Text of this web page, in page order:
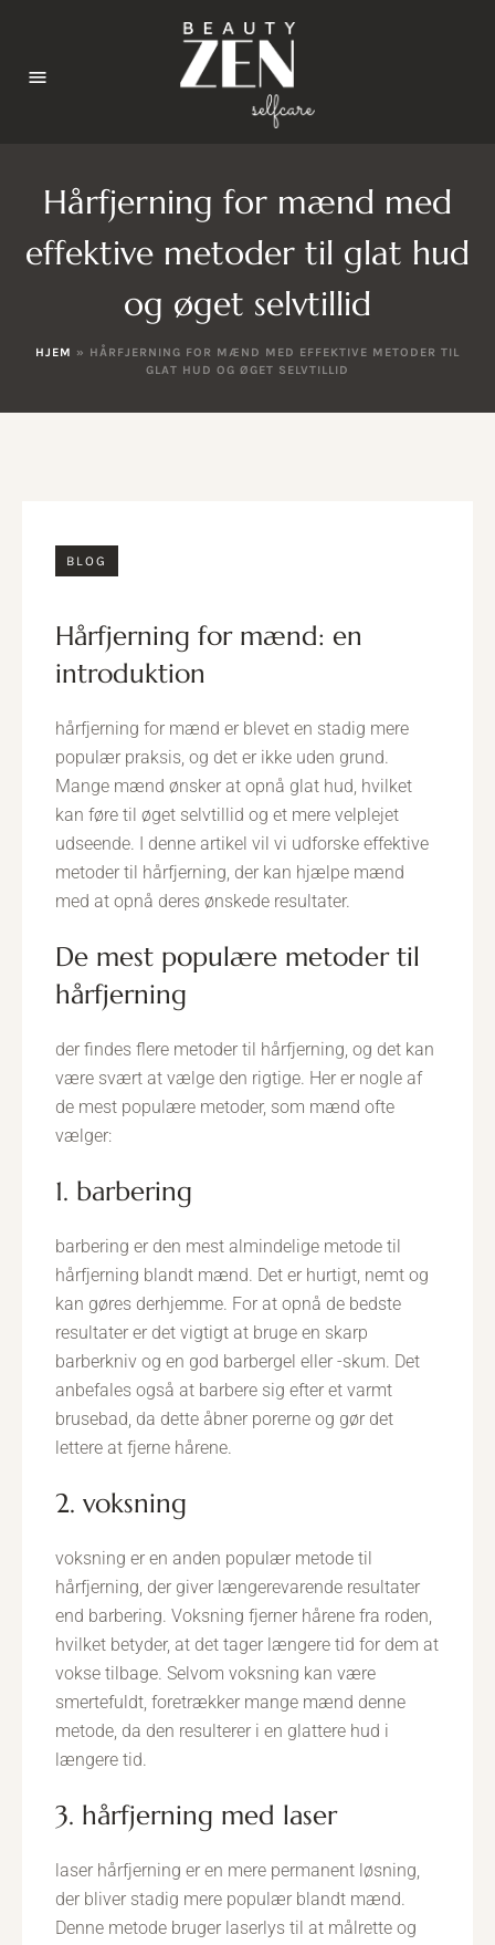
Hårfjerning for mænd med
effektive metoder til glat hud
og øget selvtillid
HJEM » HÅRFJERNING FOR MÆND MED EFFEKTIVE METODER TIL
GLAT HUD OG ØGET SELVTILLID
BLOG
hårfjerning for mænd: en
introduktion
hårfjerning for mænd er blevet en stadig mere
populær praksis, og det er ikke uden grund.
Mange mænd ønsker at opnå glat hud, hvilket
kan føre til øget selvtillid og et mere velplejet
udseende. I denne artikel vil vi udforske effektive
metoder til hårfjerning, der kan hjælpe mænd
med at opnå deres ønskede resultater.
de mest populære metoder til
hårfjerning
der findes flere metoder til hårfjerning, og det kan
være svært at vælge den rigtige. Her er nogle af
de mest populære metoder, som mænd ofte
vælger:
1. barbering
barbering er den mest almindelige metode til
hårfjerning blandt mænd. Det er hurtigt, nemt og
kan gøres derhjemme. For at opnå de bedste
resultater er det vigtigt at bruge en skarp
barberkniv og en god barbergel eller -skum. Det
anbefales også at barbere sig efter et varmt
brusebad, da dette åbner porerne og gør det
lettere at fjerne hårene.
2. voksning
voksning er en anden populær metode til
hårfjerning, der giver længerevarende resultater
end barbering. Voksning fjerner hårene fra roden,
hvilket betyder, at det tager længere tid for dem at
vokse tilbage. Selvom voksning kan være
smertefuldt, foretrækker mange mænd denne
metode, da den resulterer i en glattere hud i
længere tid.
3. hårfjerning med laser
laser hårfjerning er en mere permanent løsning,
der bliver stadig mere populær blandt mænd.
Denne metode bruger laserlys til at målrette og